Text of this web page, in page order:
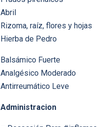
Abril
Rizoma, raíz, flores y hojas
Hierba de Pedro
Balsámico Fuerte
Analgésico Moderado
Antirreumático Leve
Administracion